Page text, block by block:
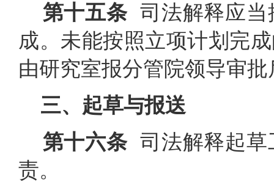
第十五条 司法解释应
成。未能按照立项计划完
由研究室报分管院领导审
三、起草与报送
第十六条 司法解释起
责。